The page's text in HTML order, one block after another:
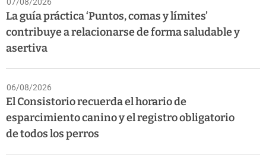
07/08/2026
La guía práctica ‘Puntos, comas y límites’
contribuye a relacionarse de forma saludable y
asertiva
06/08/2026
El Consistorio recuerda el horario de
esparcimiento canino y el registro obligatorio
de todos los perros